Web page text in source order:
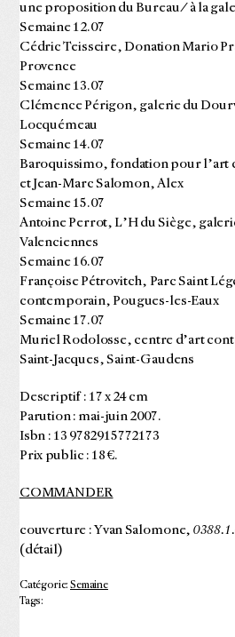
une proposition du Bureau/ à la
Semaine 12.07
Cédric Teisseire, Donation Mario
Provence
Semaine 13.07
Clémence Périgon, galerie du
Locquémeau
Semaine 14.07
Baroquissimo, fondation pour l’art
et Jean-Marc Salomon, Alex
Semaine 15.07
Antoine Perrot, L’H du Siège,
Valenciennes
Semaine 16.07
Françoise Pétrovitch, Parc Saint
contemporain, Pougues-les-Eaux
Semaine 17.07
Muriel Rodolosse, centre d’art
Saint-Jacques, Saint-Gaudens
Descriptif : 17 x 24 cm
Parution : mai-juin 2007.
Isbn : 13 9782915772173
Prix public : 18 €.
COMMANDER
couverture : Yvan Salomone,
(détail)
Catégorie: Semaine
Tags: